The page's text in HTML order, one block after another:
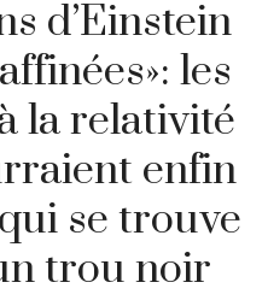
d’Einstein
les
la relativité
enfin
se trouve
trou noir